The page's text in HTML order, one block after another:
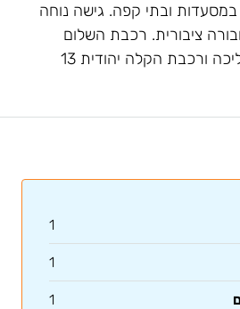
מלא במסעדות ובתי קפה. גישה נוחה
ציבורית. רכבת השלום
במרחק של 9 דקות הליכה ורכבת הקלה יהודית 13
1
1
1